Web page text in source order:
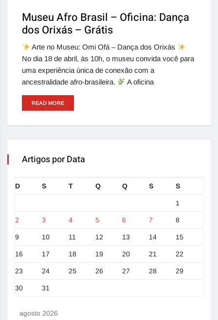
Museu Afro Brasil – Oficina: Dança
dos Orixás – Grátis
Arte no Museu: Omi Ofá – Dança dos Orixás
No dia 18 de abril, às 10h, o museu convida você para
uma experiência única de conexão com a
ancestralidade afro-brasileira.
A oficina
READ MORE
Artigos por Data
agosto 2026
D S T Q Q S S
1
2 3 4 5 6 7 8
9 10 11 12 13 14 15
16 17 18 19 20 21 22
23 24 25 26 27 28 29
30 31